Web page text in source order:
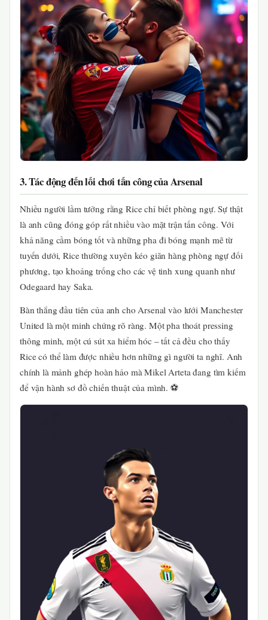
3. Tác động đến lối chơi tấn công của Arsenal
Nhiều người lầm tưởng rằng Rice chỉ biết phòng ngự. Sự thật
là anh cũng đóng góp rất nhiều vào mặt trận tấn công. Với
khả năng cầm bóng tốt và những pha đi bóng mạnh mẽ từ
tuyến dưới, Rice thường xuyên kéo giãn hàng phòng ngự đối
phương, tạo khoảng trống cho các vệ tinh xung quanh như
Odegaard hay Saka.
Bàn thắng đầu tiên của anh cho Arsenal vào lưới Manchester
United là một minh chứng rõ ràng. Một pha thoát pressing
thông minh, một cú sút xa hiểm hóc – tất cả đều cho thấy
Rice có thể làm được nhiều hơn những gì người ta nghĩ. Anh
chính là mảnh ghép hoàn hảo mà Mikel Arteta đang tìm kiếm
để vận hành sơ đồ chiến thuật của mình. ⚽